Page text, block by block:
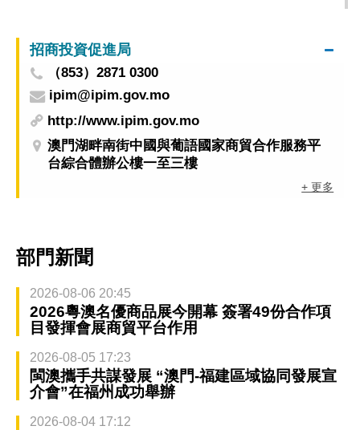
招商投資促進局
（853）2871 0300
ipim@ipim.gov.mo
http://www.ipim.gov.mo
澳門湖畔南街中國與葡語國家商貿合作服務平
台綜合體辦公樓一至三樓
+ 更多
部門新聞
2026-08-06 20:45
2026粵澳名優商品展今開幕 簽署49份合作項
目發揮會展商貿平台作用
2026-08-05 17:23
閩澳攜手共謀發展 “澳門-福建區域協同發展宣
介會”在福州成功舉辦
2026-08-04 17:12